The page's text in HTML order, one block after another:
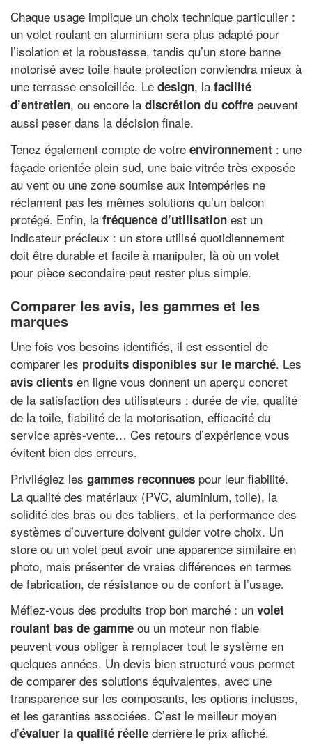
Chaque usage implique un choix technique particulier :
un volet roulant en aluminium sera plus adapté pour
l’isolation et la robustesse, tandis qu’un store banne
motorisé avec toile haute protection conviendra mieux à
une terrasse ensoleillée. Le design, la facilité
d’entretien, ou encore la discrétion du coffre peuvent
aussi peser dans la décision finale.
Tenez également compte de votre environnement : une
façade orientée plein sud, une baie vitrée très exposée
au vent ou une zone soumise aux intempéries ne
réclament pas les mêmes solutions qu’un balcon
protégé. Enfin, la fréquence d’utilisation est un
indicateur précieux : un store utilisé quotidiennement
doit être durable et facile à manipuler, là où un volet
pour pièce secondaire peut rester plus simple.
Comparer les avis, les gammes et les
marques
Une fois vos besoins identifiés, il est essentiel de
comparer les produits disponibles sur le marché. Les
avis clients en ligne vous donnent un aperçu concret
de la satisfaction des utilisateurs : durée de vie, qualité
de la toile, fiabilité de la motorisation, efficacité du
service après-vente… Ces retours d’expérience vous
évitent bien des erreurs.
Privilégiez les gammes reconnues pour leur fiabilité.
La qualité des matériaux (PVC, aluminium, toile), la
solidité des bras ou des tabliers, et la performance des
systèmes d’ouverture doivent guider votre choix. Un
store ou un volet peut avoir une apparence similaire en
photo, mais présenter de vraies différences en termes
de fabrication, de résistance ou de confort à l’usage.
Méfiez-vous des produits trop bon marché : un volet
roulant bas de gamme ou un moteur non fiable
peuvent vous obliger à remplacer tout le système en
quelques années. Un devis bien structuré vous permet
de comparer des solutions équivalentes, avec une
transparence sur les composants, les options incluses,
et les garanties associées. C’est le meilleur moyen
d’évaluer la qualité réelle derrière le prix affiché.